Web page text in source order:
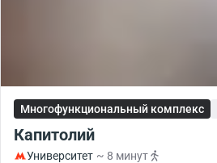
Многофункциональный комплекс
Капитолий
Университет ~ 8 минут